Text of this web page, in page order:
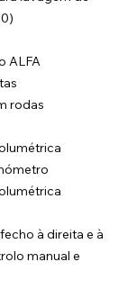
ALFA
rodas
à direita e à
manual e